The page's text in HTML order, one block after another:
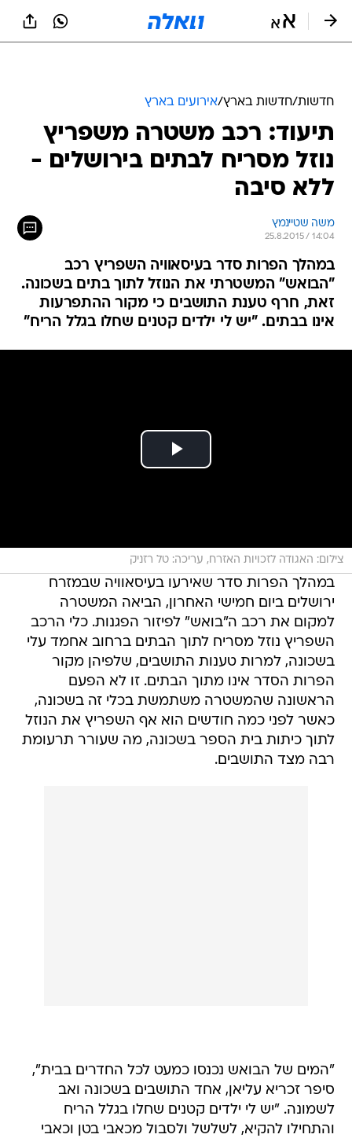
חדשות/חדשות בארץ/אירועים בארץ
תיעוד: רכב משטרה משפריץ
נוזל מסריח לבתים בירושלים -
ללא סיבה
משה שטיינמץ
25.8.2015 / 14:04
במהלך הפרות סדר בעיסאוויה השפריץ רכב
"הבואש" המשטרתי את הנוזל לתוך בתים בשכונה.
זאת, חרף טענת התושבים כי מקור ההתפרעות
אינו בבתים. "יש לי ילדים קטנים שחלו בגלל הריח"
צילום: האגודה לזכויות האזרח, עריכה: טל רזניק
במהלך הפרות סדר שאירעו בעיסאוויה שבמזרח
ירושלים ביום חמישי האחרון, הביאה המשטרה
למקום את רכב ה"בואש" לפיזור הפגנות. כלי הרכב
השפריץ נוזל מסריח לתוך הבתים ברחוב אחמד עלי
בשכונה, למרות טענות התושבים, שלפיהן מקור
הפרות הסדר אינו מתוך הבתים. זו לא הפעם
הראשונה שהמשטרה משתמשת בכלי זה בשכונה,
כאשר לפני כמה חודשים הוא אף השפריץ את הנוזל
לתוך כיתות בית הספר בשכונה, מה שעורר תרעומת
רבה מצד התושבים.
"המים של הבואש נכנסו כמעט לכל החדרים בבית",
סיפר זכריא עליאן, אחד התושבים בשכונה ואב
לשמונה. "יש לי ילדים קטנים שחלו בגלל הריח
והתחילו להקיא, לשלשל ולסבול מכאבי בטן וכאבי